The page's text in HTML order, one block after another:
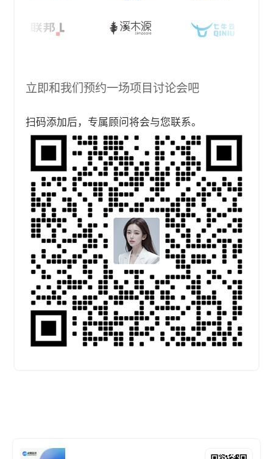
立即和我们预约一场项目讨论会吧
扫码添加后，专属顾问将会与您联系。